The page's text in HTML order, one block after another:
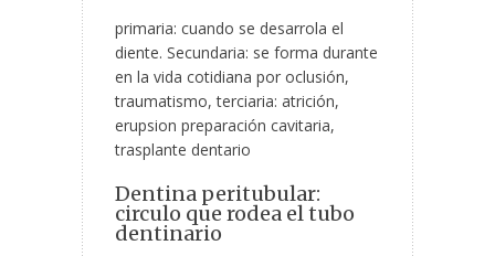
primaria: cuando se desarrola el
diente. Secundaria: se forma durante
en la vida cotidiana por oclusión,
traumatismo, terciaria: atrición,
erupsion preparación cavitaria,
trasplante dentario
Dentina peritubular:
circulo que rodea el tubo
dentinario